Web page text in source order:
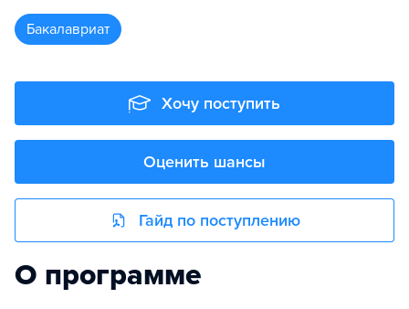
бакалавриат
Хочу поступить
Оценить шансы
Гайд по поступлению
О программе